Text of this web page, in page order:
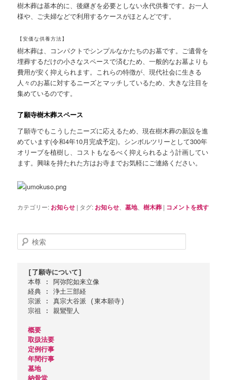
樹木葬は基本的に、後継ぎを必要としない永代供養です。お一人
様や、ご夫婦などで利用するケースがほとんどです。
【安価な供養方法】
樹木葬は、コンパクトでシンプルなかたちのお墓です。ご遺骨を
埋葬するだけの小さなスペースで済むため、一般的なお墓よりも
費用が安く抑えられます。これらの特徴が、現代社会に生きる
人々のお墓に対するニーズとマッチしているため、大きな注目を
集めているのです。
了願寺樹木葬スペース
了願寺でもこうしたニーズに応えるため、現在樹木葬の新設を進
めています(令和4年10月完成予定)。シンボルツリーとして300年
オリーブを植樹し、コストもなるべく抑えられるよう計画してい
ます。興味を持たれた方はお寺までお気軽にご連絡ください。
カテゴリー: お知らせ | タグ: お知らせ 、墓地、樹木葬 | コメントを残す
検
索
[了願寺について]
本尊 : 阿弥陀如来立像
経典 : 浄土三部経
宗派 : 真宗大谷派 (東本願寺)
宗祖 : 親鸞聖人
概要
取扱法要
定例行事
年間行事
墓地